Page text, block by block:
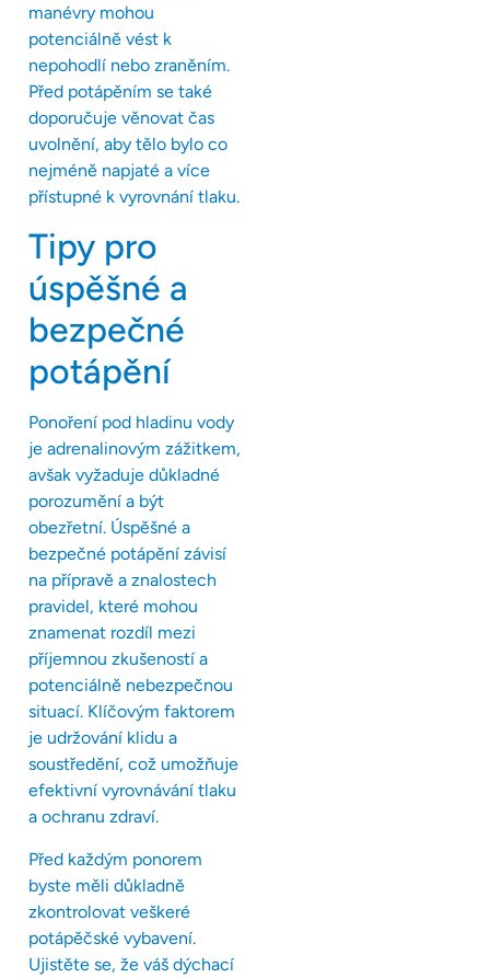
manévry mohou
potenciálně vést k
nepohodlí nebo zraněním.
Před potápěním se také
doporučuje věnovat čas
uvolnění, aby tělo bylo co
nejméně napjaté a více
přístupné k vyrovnání tlaku.
Tipy pro
úspěšné a
bezpečné
potápění
Ponoření pod hladinu vody
je adrenalinovým zážitkem,
avšak vyžaduje důkladné
porozumění a být
obezřetní. Úspěšné a
bezpečné potápění závisí
na přípravě a znalostech
pravidel, které mohou
znamenat rozdíl mezi
příjemnou zkušeností a
potenciálně nebezpečnou
situací. Klíčovým faktorem
je udržování klidu a
soustředění, což umožňuje
efektivní vyrovnávání tlaku
a ochranu zdraví.
Před každým ponorem
byste měli důkladně
zkontrolovat veškeré
potápěčské vybavení.
Ujistěte se, že váš dýchací